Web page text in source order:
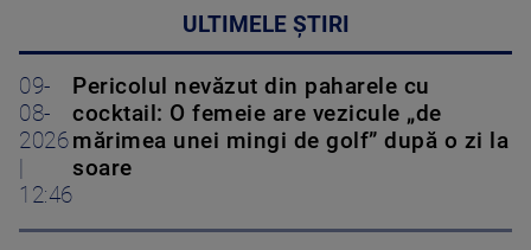
ULTIMELE ȘTIRI
09-
08-
2026
12:46
Pericolul nevăzut din paharele cu
cocktail: O femeie are vezicule „de
mărimea unei mingi de golf” după o zi la
soare